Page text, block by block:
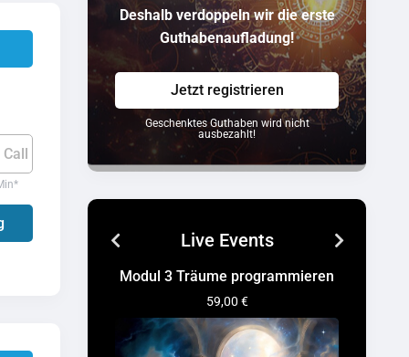
Call
*
Deshalb verdoppeln wir die erste
Guthabenaufladung!
Jetzt registrieren
Geschenktes Guthaben wird nicht
ausbezahlt!
Live Events
Modul 3 Träume programmieren
59,00 €